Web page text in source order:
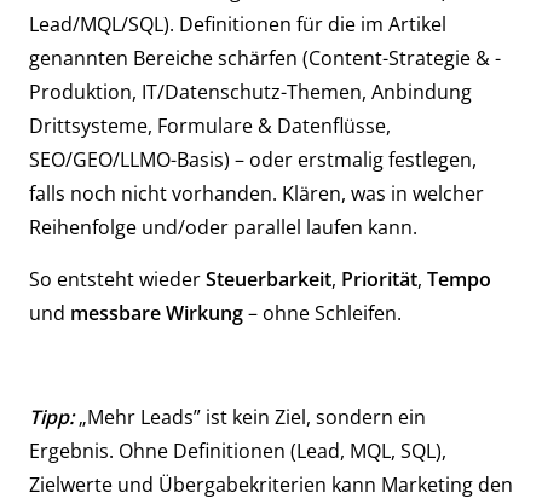
Lead/MQL/SQL). Definitionen für die im Artikel
genannten Bereiche schärfen (Content-Strategie & -
Produktion, IT/Datenschutz-Themen, Anbindung
Drittsysteme, Formulare & Datenflüsse,
SEO/GEO/LLMO-Basis) – oder erstmalig festlegen,
falls noch nicht vorhanden. Klären, was in welcher
Reihenfolge und/oder parallel laufen kann.
So entsteht wiederSteuerbarkeit, Priorität, Tempo
und messbare Wirkung– ohne Schleifen.
Tipp:„Mehr Leads” ist kein Ziel, sondern ein
Ergebnis. Ohne Definitionen (Lead, MQL, SQL),
Zielwerte und Übergabekriterien kann Marketing den